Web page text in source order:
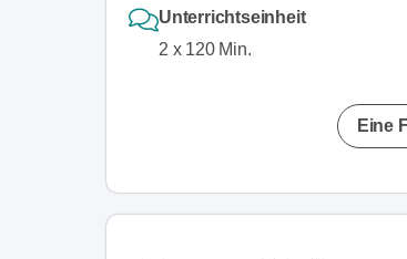
Unterrichtseinheit
2 x 120 Min.
Eine